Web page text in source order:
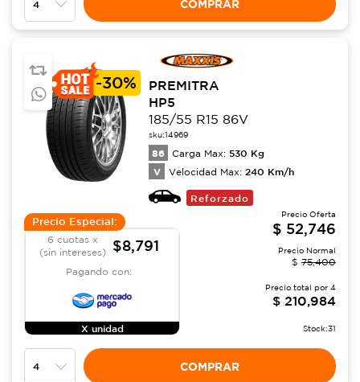
COMPRAR
-30%
PREMITRA
HP5
185/55 R15 86V
sku:14969
86 Carga Max: 530 Kg
V Velocidad Max: 240 Km/h
Reforzado
Precio Especial:
6 cuotas x
(sin intereses)
$8,791
Pagando con:
X unidad
Precio Oferta
$ 52,746
Precio Normal
$ 75,400
Precio total por 4
$ 210,984
Stock:31
COMPRAR